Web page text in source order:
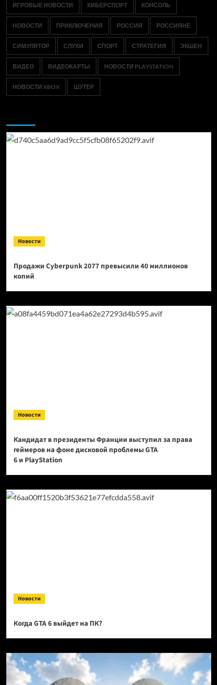
ИГРОВЫЕ НОВОСТИ КИБЕРСПОРТ КОНСОЛЬ
НОВОСТИ ПРИКЛЮЧЕНИЯ РОССИЯ РОССИЯНЕ
СИМУЛЯТОР СЛУХИ СПОРТ СТРАТЕГИЯ ЭКШЕН
ВИДЕО ВИДЕОКАРТЫ НОВОСТИ PLAYSTATION
НОВОСТИ XBOX ШУТЕР
Новости
Продажи Cyberpunk 2077 превысили 40 миллионов
копий
Новости
Кандидат в президенты Франции выступил за права
геймеров на фоне дисковой проблемы GTA
6 и PlayStation
Новости
Когда GTA 6 выйдет на ПК?